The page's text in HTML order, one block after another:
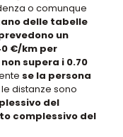
o comunque
delle tabelle
un
€/km per
supera i 0.70
se la persona
distanze sono
del
complessivo del